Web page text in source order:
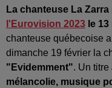
La chanteuse La
l'Eurovision 2023 le
chanteuse québecoise
dimanche 19 février la
"Evidemment". Un titre
mélancolie, musique